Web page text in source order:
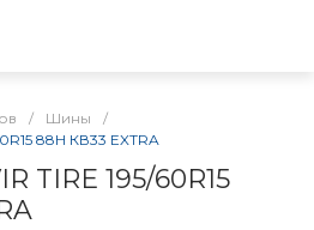
/ Шины
/
88H КВ33 EXTRA
TIRE 195/60R15